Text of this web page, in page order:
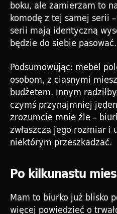
boku, ale zamierzam to
komodę z tej samej serii
serii mają identyczną
będzie do siebie pasować.
Podsumowując: mebel
osobom, z ciasnymi
budżetem. Innym
czymś przynajmniej
zrozumcie mnie źle –
zwłaszcza jego rozmiar i
niektórym przeszkadzać.
Po kilkunastu
Mam to biurko już blisko
więcej powiedzieć o